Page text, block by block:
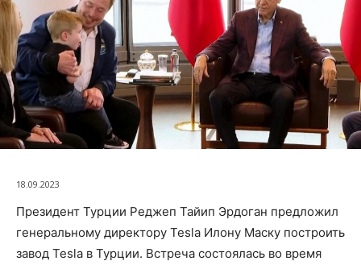
18.09.2023
Президент Турции Реджеп Тайип Эрдоган предложил
генеральному директору Tesla Илону Маску построить
завод Tesla в Турции. Встреча состоялась во время